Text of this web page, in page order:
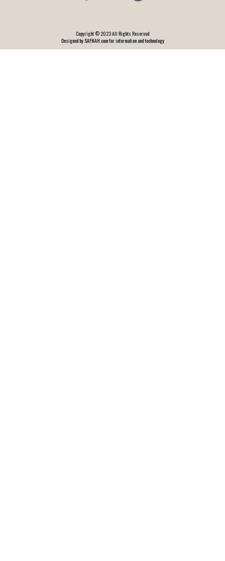
Copyright © 2023 All Rights Reserved
Designed by SAFNAH.com for information and technology